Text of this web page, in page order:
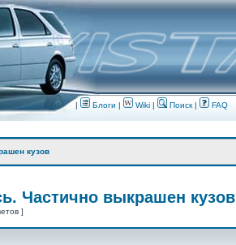
| Блоги | Wiki | Поиск| FAQ
кузов
Частично выкрашен кузов
]